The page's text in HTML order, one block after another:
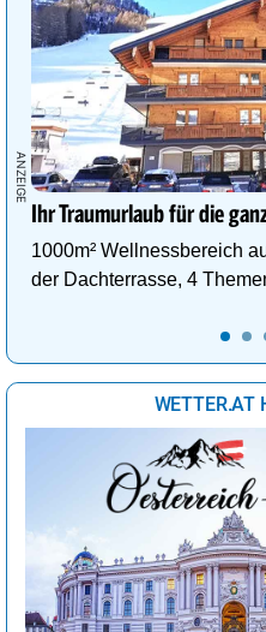
Ihr Traumurlaub für die
1000m² Wellnessbereich
der Dachterrasse, 4
WETTER.AT